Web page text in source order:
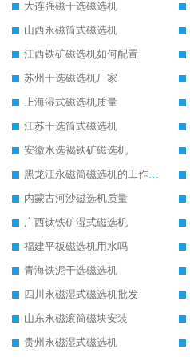
大连强磁干选磁选机
山西永磁筒式磁选机
江西铁矿磁选机如何配置
苏州干选磁选机厂家
上海湿式磁选机质量
江苏干选筒式磁选机
安徽水选褐铁矿磁选机
黑龙江永磁筒磁选机的工作原理
内蒙古河沙磁选机质量
广西钛铁矿湿式磁选机
福建平板磁选机用水吗
青海铁泥干选磁选机
四川永磁湿式磁选机批发
山东永磁滚筒磁块安装
贵州永磁湿式磁选机